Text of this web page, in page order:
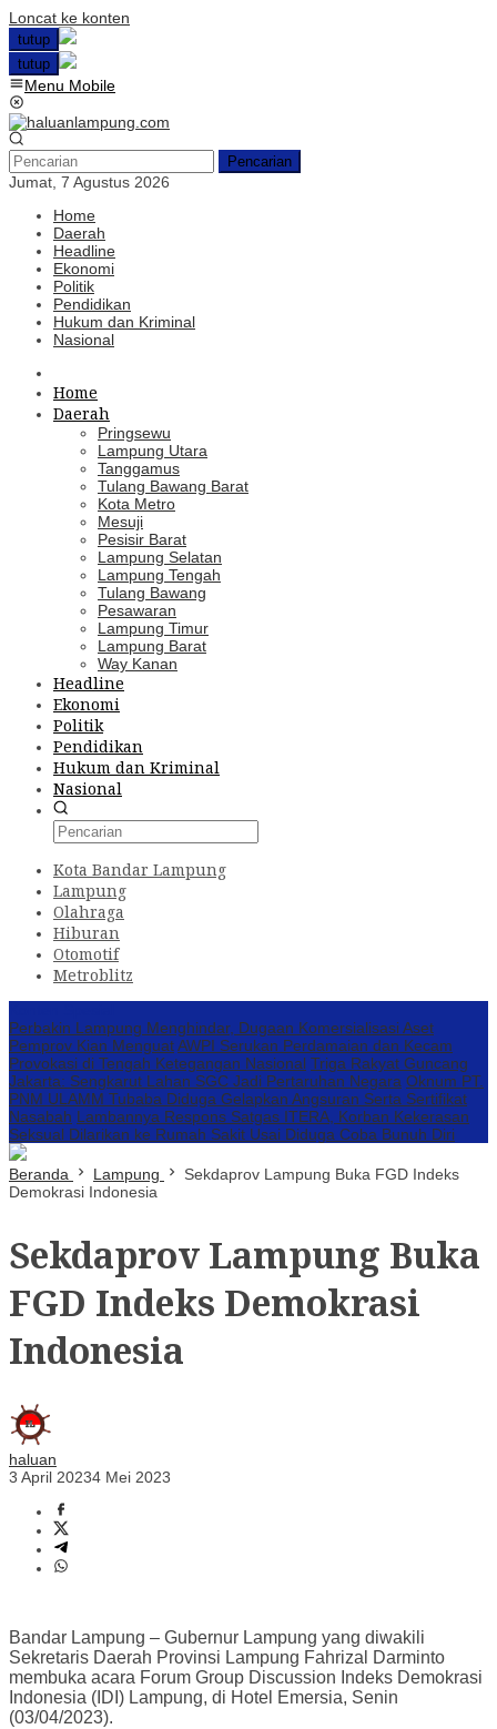
Loncat ke konten
tutup
tutup
Menu Mobile
Pencarian
Jumat, 7 Agustus 2026
Home
Daerah
Headline
Ekonomi
Politik
Pendidikan
Hukum dan Kriminal
Nasional
Home
Daerah
Pringsewu
Lampung Utara
Tanggamus
Tulang Bawang Barat
Kota Metro
Mesuji
Pesisir Barat
Lampung Selatan
Lampung Tengah
Tulang Bawang
Pesawaran
Lampung Timur
Lampung Barat
Way Kanan
Headline
Ekonomi
Politik
Pendidikan
Hukum dan Kriminal
Nasional
Kota Bandar Lampung
Lampung
Olahraga
Hiburan
Otomotif
Metroblitz
Perbakin Lampung Menghindar, Dugaan Komersialisasi Aset
Pemprov Kian MenguatAWPI Serukan Perdamaian dan Kecam
Provokasi di Tengah Ketegangan Nasional Triga Rakyat Guncang
Jakarta: Sengkarut Lahan SGC Jadi Pertaruhan Negara Oknum PT.
PNM ULAMM Tubaba Diduga Gelapkan Angsuran Serta Sertifikat
Nasabah Lambannya Respons Satgas ITERA, Korban Kekerasan
Seksual Dilarikan ke Rumah Sakit Usai Diduga Coba Bunuh Diri
Beranda Lampung
Sekdaprov Lampung Buka FGD Indeks
Demokrasi Indonesia
Sekdaprov Lampung Buka
FGD Indeks Demokrasi
Indonesia
haluan
3 April 20234 Mei 2023
Bandar Lampung – Gubernur Lampung yang diwakili
Sekretaris Daerah Provinsi Lampung Fahrizal Darminto
membuka acara Forum Group Discussion Indeks Demokrasi
Indonesia (IDI) Lampung, di Hotel Emersia, Senin
(03/04/2023).